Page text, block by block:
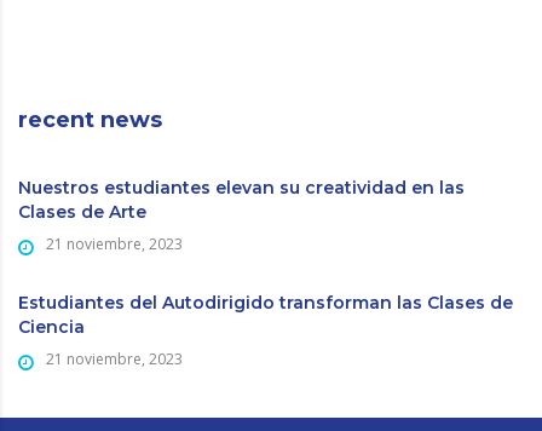
recent news
Nuestros estudiantes elevan su creatividad en las
Clases de Arte
21 noviembre, 2023
Estudiantes del Autodirigido transforman las Clases de
Ciencia
21 noviembre, 2023